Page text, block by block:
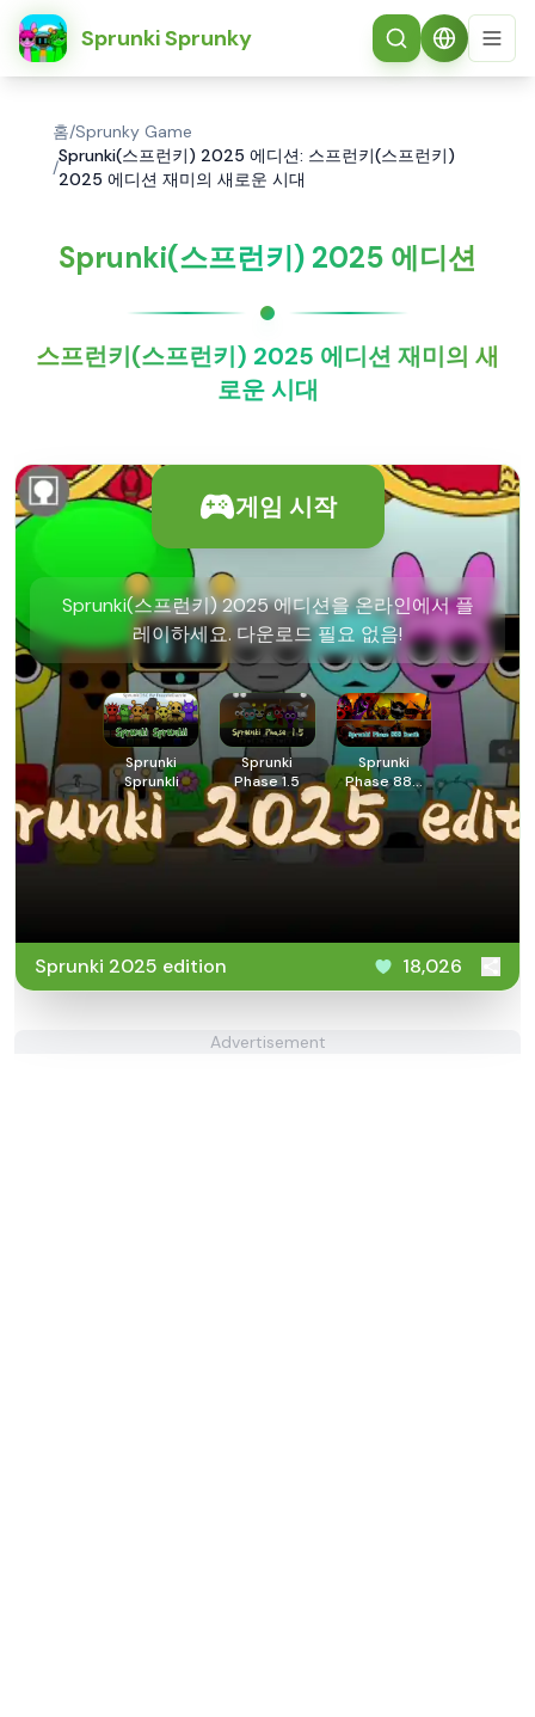
Sprunki Sprunky
简体中文
홈/Sprunky Game
/
Sprunki(스프런키) 2025 에디션: 스프런키(스프런키)
2025 에디션 재미의 새로운 시대
Sprunki(스프런키) 2025 에디션
스프런키(스프런키) 2025 에디션 재미의 새
로운 시대
게임 시작
Sprunki(스프런키) 2025 에디션을 온라인에서 플
레이하세요. 다운로드 필요 없음!
Sprunki
Sprunkli
Sprunki
Phase 1.5
Sprunki
Phase 888
Death
Sprunki 2025 edition 18,026
Advertisement